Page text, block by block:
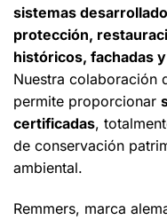
sistemas
protección,
históricos, fachadas
Nuestra colaboración
permite proporcionar
certificadas,
de conservación
ambiental.
Remmers, marca